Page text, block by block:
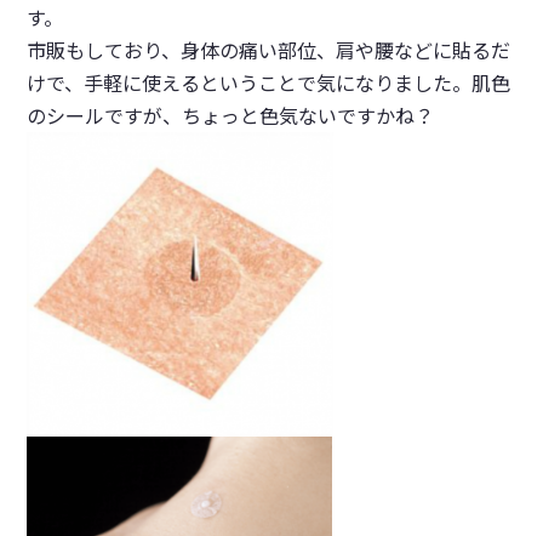
す。
市販もしており、身体の痛い部位、肩や腰などに貼るだ
けで、手軽に使えるということで気になりました。肌色
のシールですが、ちょっと色気ないですかね？